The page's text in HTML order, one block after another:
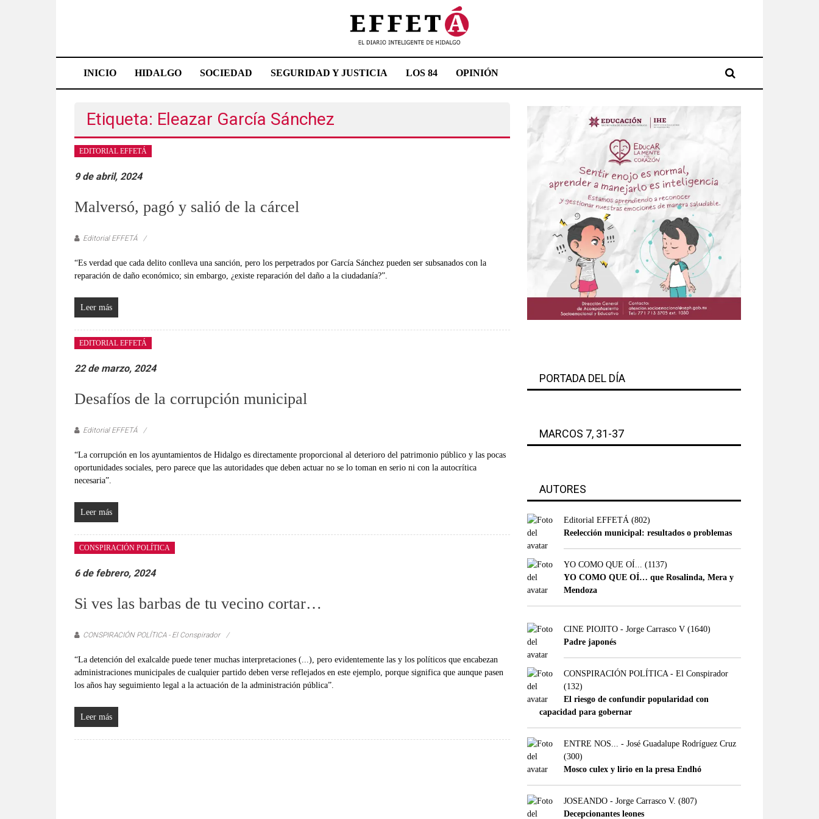
El
periódico
de
Hidalgo
noticias
importantes
estado,
verificadas
instante,
así
como
un
serio
las
mismas.
INICIO HIDALGO SOCIEDAD SEGURIDAD Y JUSTICIA LOS 84 OPINIÓN
Etiqueta: Eleazar García Sánchez
EDITORIAL EFFETÁ
9 de abril, 2024
Malversó, pagó y salió de la cárcel
Editorial EFFETÁ
“Es verdad que cada delito conlleva una sanción, pero los perpetrados por García Sánchez pueden ser subsanados con la
reparación de daño económico; sin embargo, ¿existe reparación del daño a la ciudadanía?”.
Leer más
EDITORIAL EFFETÁ
22 de marzo, 2024
Desafíos de la corrupción municipal
Editorial EFFETÁ
“La corrupción en los ayuntamientos de Hidalgo es directamente proporcional al deterioro del patrimonio público y las pocas
oportunidades sociales, pero parece que las autoridades que deben actuar no se lo toman en serio ni con la autocrítica
necesaria”.
Leer más
CONSPIRACIÓN POLÍTICA
6 de febrero, 2024
Si ves las barbas de tu vecino cortar…
CONSPIRACIÓN POLÍTICA - El Conspirador
“La detención del exalcalde puede tener muchas interpretaciones (...), pero evidentemente las y los políticos que encabezan
administraciones municipales de cualquier partido deben verse reflejados en este ejemplo, porque significa que aunque pasen
los años hay seguimiento legal a la actuación de la administración pública”.
Leer más
PORTADA DEL DÍA
MARCOS 7, 31-37
AUTORES
Editorial EFFETÁ (802)
Reelección municipal: resultados o problemas
YO COMO QUE OÍ... (1137)
YO COMO QUE OÍ… que Rosalinda, Mera y
Mendoza
CINE PIOJITO - Jorge Carrasco V (1640)
Padre japonés
CONSPIRACIÓN POLÍTICA - El Conspirador
(132)
El riesgo de confundir popularidad con
capacidad para gobernar
ENTRE NOS... - José Guadalupe Rodríguez Cruz
(300)
Mosco culex y lirio en la presa Endhó
JOSEANDO - Jorge Carrasco V. (807)
Decepcionantes leones